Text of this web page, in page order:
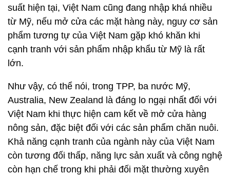
suất hiện tại, Việt Nam cũng đang nhập khá nhiều
từ Mỹ, nếu mở cửa các mặt hàng này, nguy cơ sản
phẩm tương tự của Việt Nam gặp khó khăn khi
cạnh tranh với sản phẩm nhập khẩu từ Mỹ là rất
lớn.
Như vậy, có thể nói, trong TPP, ba nước Mỹ,
Australia, New Zealand là đáng lo ngại nhất đối với
Việt Nam khi thực hiện cam kết về mở cửa hàng
nông sản, đặc biệt đối với các sản phẩm chăn nuôi.
Khả năng cạnh tranh của ngành này của Việt Nam
còn tương đối thấp, năng lực sản xuất và công nghệ
còn hạn chế trong khi phải đối mặt thường xuyên